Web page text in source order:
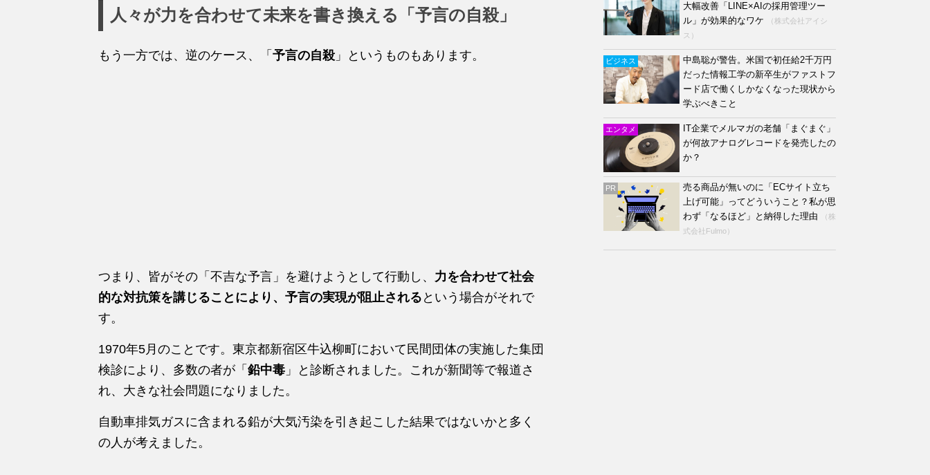
人々が力を合わせて未来を書き換える「予言の自殺」
もう一方では、逆のケース、「 予言の自殺 」というものもあります。
つまり、皆がその「不吉な予言」を避けようとして行動し、 力を合わせて社会
的な対抗策を講じることにより、予言の実現が阻止される という場合がそれで
す。
1970年5月のことです。東京都新宿区牛込柳町において民間団体の実施した集団
検診により、多数の者が「 鉛中毒 」と診断されました。これが新聞等で報道さ
れ、大きな社会問題になりました。
自動車排気ガスに含まれる鉛が大気汚染を引き起こした結果ではないかと多く
の人が考えました。
大幅改善「LINE×AIの採用管理ツー
ル」が効果的なワケ
（株式会社アイシ
ス）
ビジネス
中島聡が警告。米国で初任給2千万円
だった情報工学の新卒生がファストフ
ード店で働くしかなくなった現状から
学ぶべきこと
エンタメ
IT企業でメルマガの老舗「まぐまぐ」
が何故アナログレコードを発売したの
か？
PR
売る商品が無いのに「ECサイト立ち
上げ可能」ってどういうこと？私が思
わず「なるほど」と納得した理由
（株
式会社Fulmo）